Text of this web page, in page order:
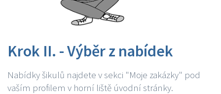
Krok II. - Výběr z nabídek
Nabídky šikulů najdete v sekci "Moje zakázky" pod
vaším profilem v horní liště úvodní stránky.